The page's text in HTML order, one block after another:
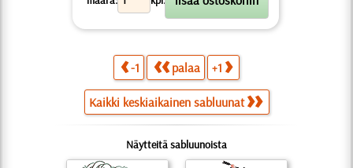
-1 palaa +1
Kaikki keskiaikainen sabluunat
Näytteitä sabluunoista